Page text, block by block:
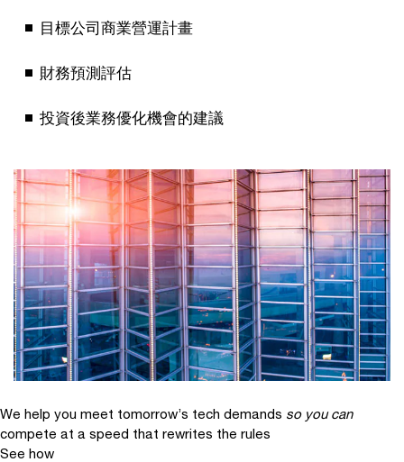
目標公司商業營運計畫
財務預測評估
投資後業務優化機會的建議
We help you meet tomorrow’s tech demands so you can
compete at a speed that rewrites the rules
See how